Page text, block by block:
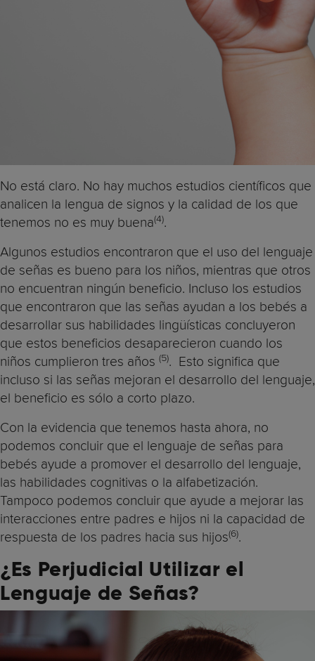
No está claro. No hay muchos estudios científicos que
analicen la lengua de signos y la calidad de los que
tenemos no es muy buena(4).
Algunos estudios encontraron que el uso del lenguaje
de señas es bueno para los niños, mientras que otros
no encuentran ningún beneficio. Incluso los estudios
que encontraron que las señas ayudan a los bebés a
desarrollar sus habilidades lingüísticas concluyeron
que estos beneficios desaparecieron cuando los
niños cumplieron tres años (5). Esto significa que
incluso si las señas mejoran el desarrollo del lenguaje,
el beneficio es sólo a corto plazo.
Con la evidencia que tenemos hasta ahora, no
podemos concluir que el lenguaje de señas para
bebés ayude a promover el desarrollo del lenguaje,
las habilidades cognitivas o la alfabetización.
Tampoco podemos concluir que ayude a mejorar las
interacciones entre padres e hijos ni la capacidad de
respuesta de los padres hacia sus hijos(6).
¿Es Perjudicial Utilizar el
Lenguaje de Señas?